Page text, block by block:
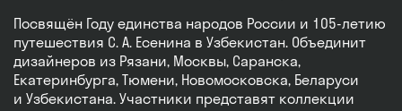
Посвящён Году единства народов России и 105‑летию
путешествия С. А. Есенина в Узбекистан. Объединит
дизайнеров из Рязани, Москвы, Саранска,
Екатеринбурга, Тюмени, Новомосковска, Беларуси
и Узбекистана. Участники представят коллекции